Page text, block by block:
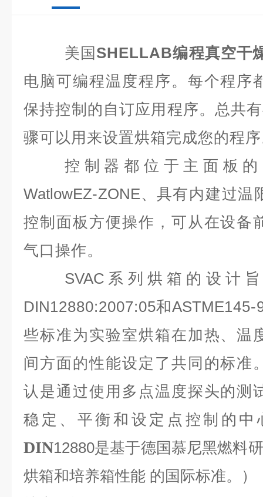
美国 SHELLAB编程真空干
电脑可编程温度程序。每个程序
保持控制的自订应用程序。总共
骤可以用来设置烘箱完成您的程
控制器都位于主面板
WatlowEZ-ZONE、 具有内建过温
控制面板方便操作，可从在设备
气口操作。
SVAC 系列烘箱的设计
DIN12880:2007:05和ASTME145-
些标准为实验室烘箱在加热、温
间方面的性能设定了共同的标准
认是通过使用多点温度探头的测
稳定、平衡和设定点控制的中
DIN12880是基于德国慕尼黑燃料
烘箱和培养箱性能 的国际标准。）